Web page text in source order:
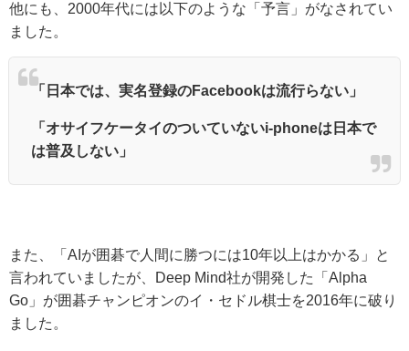
他にも、2000年代には以下のような「予言」がなされてい
ました。
「日本では、実名登録のFacebookは流行らない」
「オサイフケータイのついていないi-phoneは日本で
は普及しない」
また、「AIが囲碁で人間に勝つには10年以上はかかる」と
言われていましたが、Deep Mind社が開発した「Alpha
Go」が囲碁チャンピオンのイ・セドル棋士を2016年に破り
ました。